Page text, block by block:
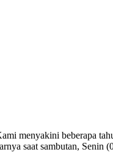
menyakini beberapa
saat sambutan, Senin